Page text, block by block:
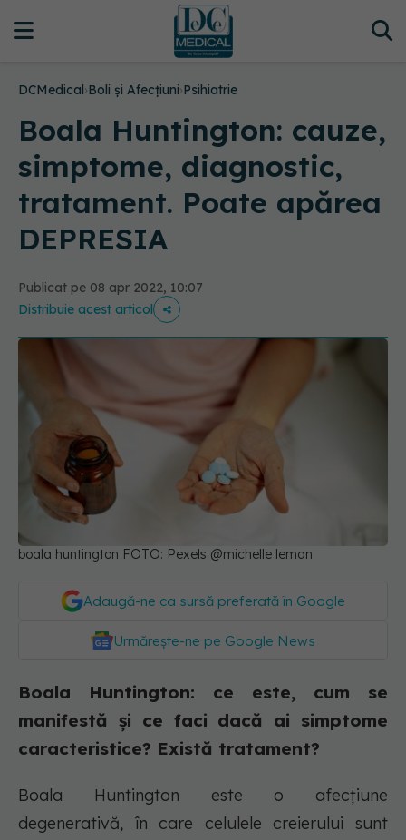
DCMedical›Boli și Afecțiuni›Psihiatrie
Boala Huntington: cauze,
simptome, diagnostic,
tratament. Poate apărea
DEPRESIA
Publicat pe 08 apr 2022, 10:07
Distribuie acest articol
boala huntington FOTO: Pexels @michelle leman
Adaugă-ne ca sursă preferată în Google
Urmărește-ne pe Google News
Boala Huntington: ce este, cum se
manifestă și ce faci dacă ai simptome
caracteristice? Există tratament?
Boala Huntington este o afecțiune
degenerativă, în care celulele creierului sunt